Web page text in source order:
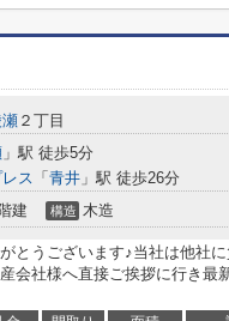
２丁目
」駅 徒歩5分
ス 「 青井 」駅 徒歩26分
建 構造 木造
とうございます♪当社は他社
会社様へ直接ご挨拶に行き最